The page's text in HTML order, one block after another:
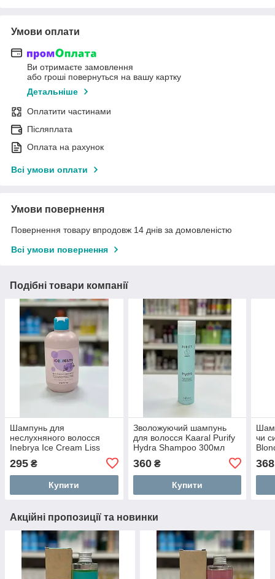
Умови оплати
Ви отримаєте замовлення
або гроші повернуться на вашу картку
Детальніше
Оплатити частинами
Післяплата
Оплата на рахунок
Всі умови оплати
Умови повернення
Повернення товару впродовж 14 днів за домовленістю
Всі умови повернення
Подібні товари компанії
Шампунь для
неслухняного волосся
Inebrya Ice Cream Liss
Perfect Shampoo 300 мл
295 ₴
Купити
Зволожуючий шампунь
для волосся Kaaral Purify
Hydra Shampoo 300мл
360₴
Купити
чи
368
Акційні пропозиції та новинки